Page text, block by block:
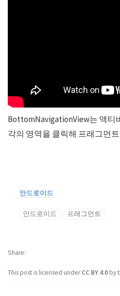
BottomNavigationView는 액티
각의 영역을 클릭해 프래그먼
안드로이드
안드로이드 프래그먼트
This post is licensed underCC BY 4.0by
Share